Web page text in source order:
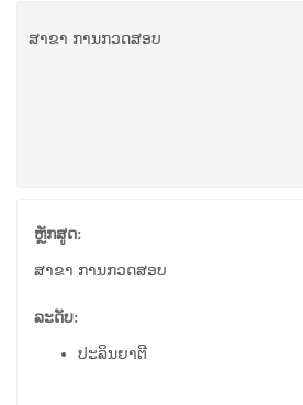
ສາຂາ ການກວດສອບ
ຫຼັກສູດ:
ສາຂາ ການກວດສອບ
ລະດັບ:
ປະລິນຍາຕີ